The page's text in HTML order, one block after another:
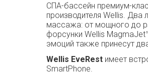
СПА-бассейн премиум-
производителя Wellis.
массажа: от мощного до
форсунки Wellis
эмоций также принесут
Wellis EveRest имеет
SmartPhone.